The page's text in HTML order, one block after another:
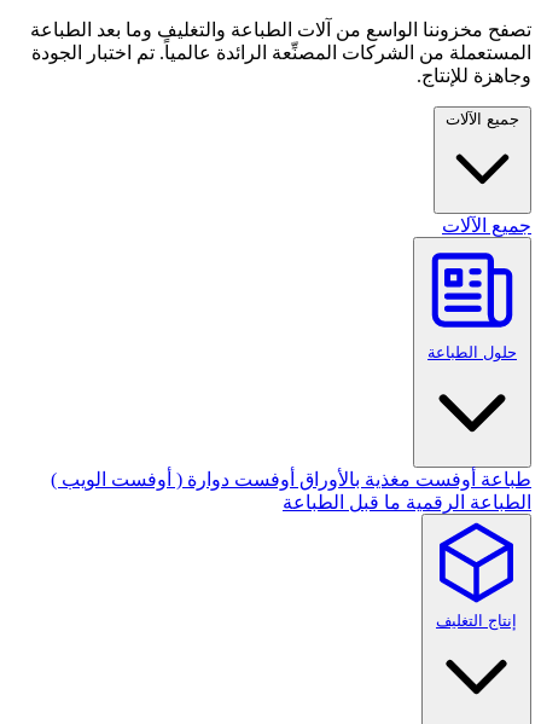
تصفح مخزوننا الواسع من آلات الطباعة والتغليف وما بعد الطباعة
المستعملة من الشركات المصنِّعة الرائدة عالمياً. تم اختبار الجودة
وجاهزة للإنتاج.
جميع الآلات
جميع الآلات
حلول الطباعة
طباعة أوفست مغذية بالأوراق أوفست دوارة ( أوفست الويب )
الطباعة الرقمية ما قبل الطباعة
إنتاج التغليف